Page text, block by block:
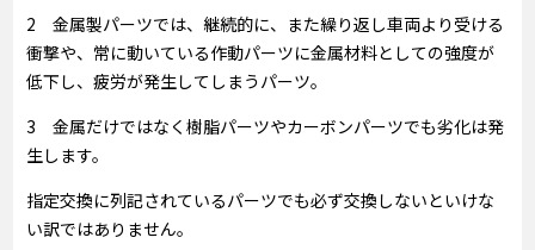
2 金属製パーツでは、継続的に、また繰り返し車両より受ける
衝撃や、常に動いている作動パーツに金属材料としての強度が
低下し、疲労が発生してしまうパーツ。
3 金属だけではなく樹脂パーツやカーボンパーツでも劣化は発
生します。
指定交換に列記されているパーツでも必ず交換しないといけな
い訳ではありません。